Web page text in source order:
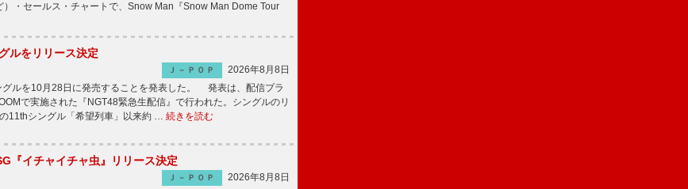
）・セールス・チャートで、Snow Man『Snow Man Dome Tour
ルをリリース決定
Ｊ－ＰＯＰ
2026年8月8日
ルを10月28日に発売することを発表した。 発表は、配信プラ
で実施された『NGT48緊急生配信』で行われた。シングルのリ
11thシングル「希望列車」以来約 … 続きを読む
『イチャイチャ虫』リリース決定
Ｊ－ＰＯＰ
2026年8月8日